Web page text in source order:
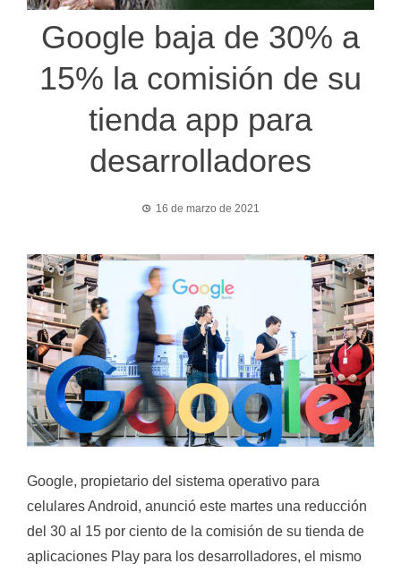
Google baja de 30% a
15% la comisión de su
tienda app para
desarrolladores
16 de marzo de 2021
Google, propietario del sistema operativo para
celulares Android, anunció este martes una reducción
del 30 al 15 por ciento de la comisión de su tienda de
aplicaciones Play para los desarrolladores, el mismo